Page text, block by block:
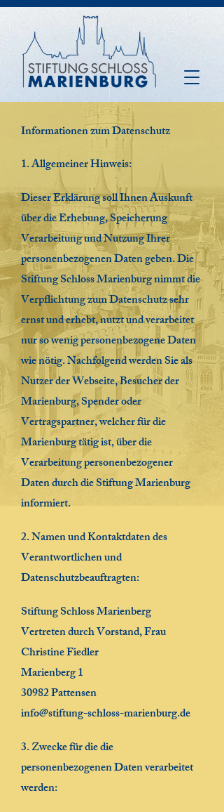
Informationen zum Datenschutz
1. Allgemeiner Hinweis:
Dieser Erklärung soll Ihnen Auskunft
über die Erhebung, Speicherung
Verarbeitung und Nutzung Ihrer
personenbezogenen Daten geben. Die
Stiftung Schloss Marienburg nimmt die
Verpflichtung zum Datenschutz sehr
ernst und erhebt, nutzt und verarbeitet
nur so wenig personenbezogene Daten
wie nötig. Nachfolgend werden Sie als
Nutzer der Webseite, Besucher der
Marienburg, Spender oder
Vertragspartner, welcher für die
Marienburg tätig ist, über die
Verarbeitung personenbezogener
Daten durch die Stiftung Marienburg
informiert.
2. Namen und Kontaktdaten des
Verantwortlichen und
Datenschutzbeauftragten:
Stiftung Schloss Marienberg
Vertreten durch Vorstand, Frau
Christine Fiedler
Marienberg 1
30982 Pattensen
info@stiftung-schloss-marienburg.de
3. Zwecke für die die
personenbezogenen Daten verarbeitet
werden: